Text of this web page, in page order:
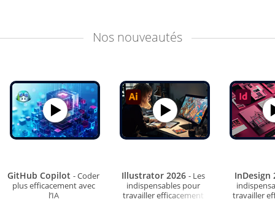
Nos nouveautés
GitHub Copilot - Coder
plus efficacement avec
l’IA
Illustrator 2026 - Les
indispensables pour
travailler efficacement
InDesign
travailler